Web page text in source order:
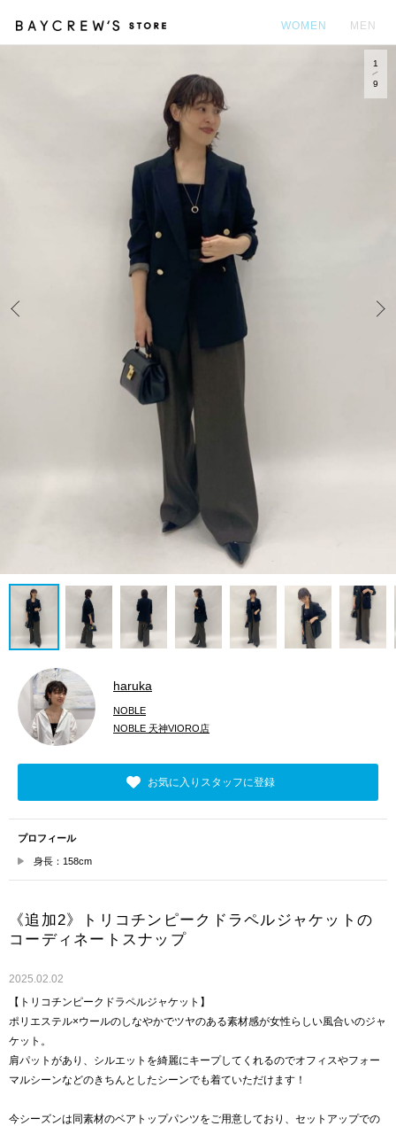
WOMEN MEN
1
9
haruka
NOBLE
NOBLE 天神VIORO店
お気に入りスタッフに登録
プロフィール
身長：158cm
《追加2》トリコチンピークドラペルジャケットの
コーディネートスナップ
2025.02.02
【トリコチンピークドラペルジャケット】
ポリエステル×ウールのしなやかでツヤのある素材感が女性らしい風合いのジャ
ケット。
肩パットがあり、シルエットを綺麗にキープしてくれるのでオフィスやフォー
マルシーンなどのきちんとしたシーンでも着ていただけます！
今シーズンは同素材のベアトップパンツをご用意しており、セットアップでの